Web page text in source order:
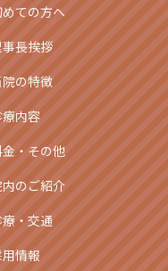
ての方へ
長挨拶
院の特徴
療内容
・その他
内のご紹介
療・交通
情報